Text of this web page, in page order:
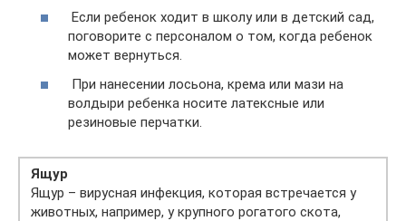
Если ребенок ходит в школу или в детский сад,
поговорите с персоналом о том, когда ребенок
может вернуться.
При нанесении лосьона, крема или мази на
волдыри ребенка носите латексные или
резиновые перчатки.
Ящур
Ящур – вирусная инфекция, которая встречается у
животных, например, у крупного рогатого скота,